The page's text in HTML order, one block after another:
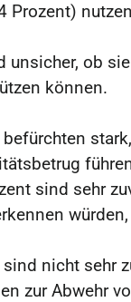
Prozent)
unsicher, ob
können.
sind sehr
nicht sehr
zur Abwehr